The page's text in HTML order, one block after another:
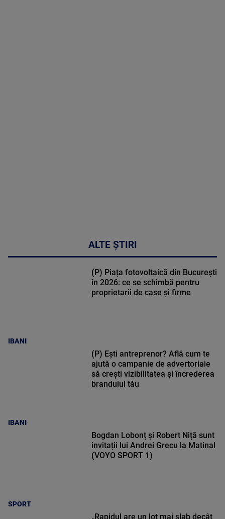
ALTE ȘTIRI
IBANI
(P) Piața fotovoltaică din București
în 2026: ce se schimbă pentru
proprietarii de case și firme
IBANI
(P) Ești antreprenor? Află cum te
ajută o campanie de advertoriale
să crești vizibilitatea și încrederea
brandului tău
SPORT
Bogdan Lobonț și Robert Niță sunt
invitații lui Andrei Grecu la Matinal
(VOYO SPORT 1)
„Rapidul are un lot mai slab decât